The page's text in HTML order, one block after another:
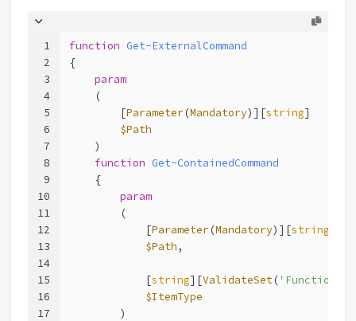
1
2
3
4
5
6
7
8
9
10
11
12
13
14
15
16
17
function Get-ExternalCommand
{
param
    (
        [
Parameter (Mandatory)][string]
$Path
    )
function Get-ContainedCommand
    {
param
        (
            [
Parameter (Mandatory)][string
$Path,
            [
string][ValidateSet(
$ItemType
        )